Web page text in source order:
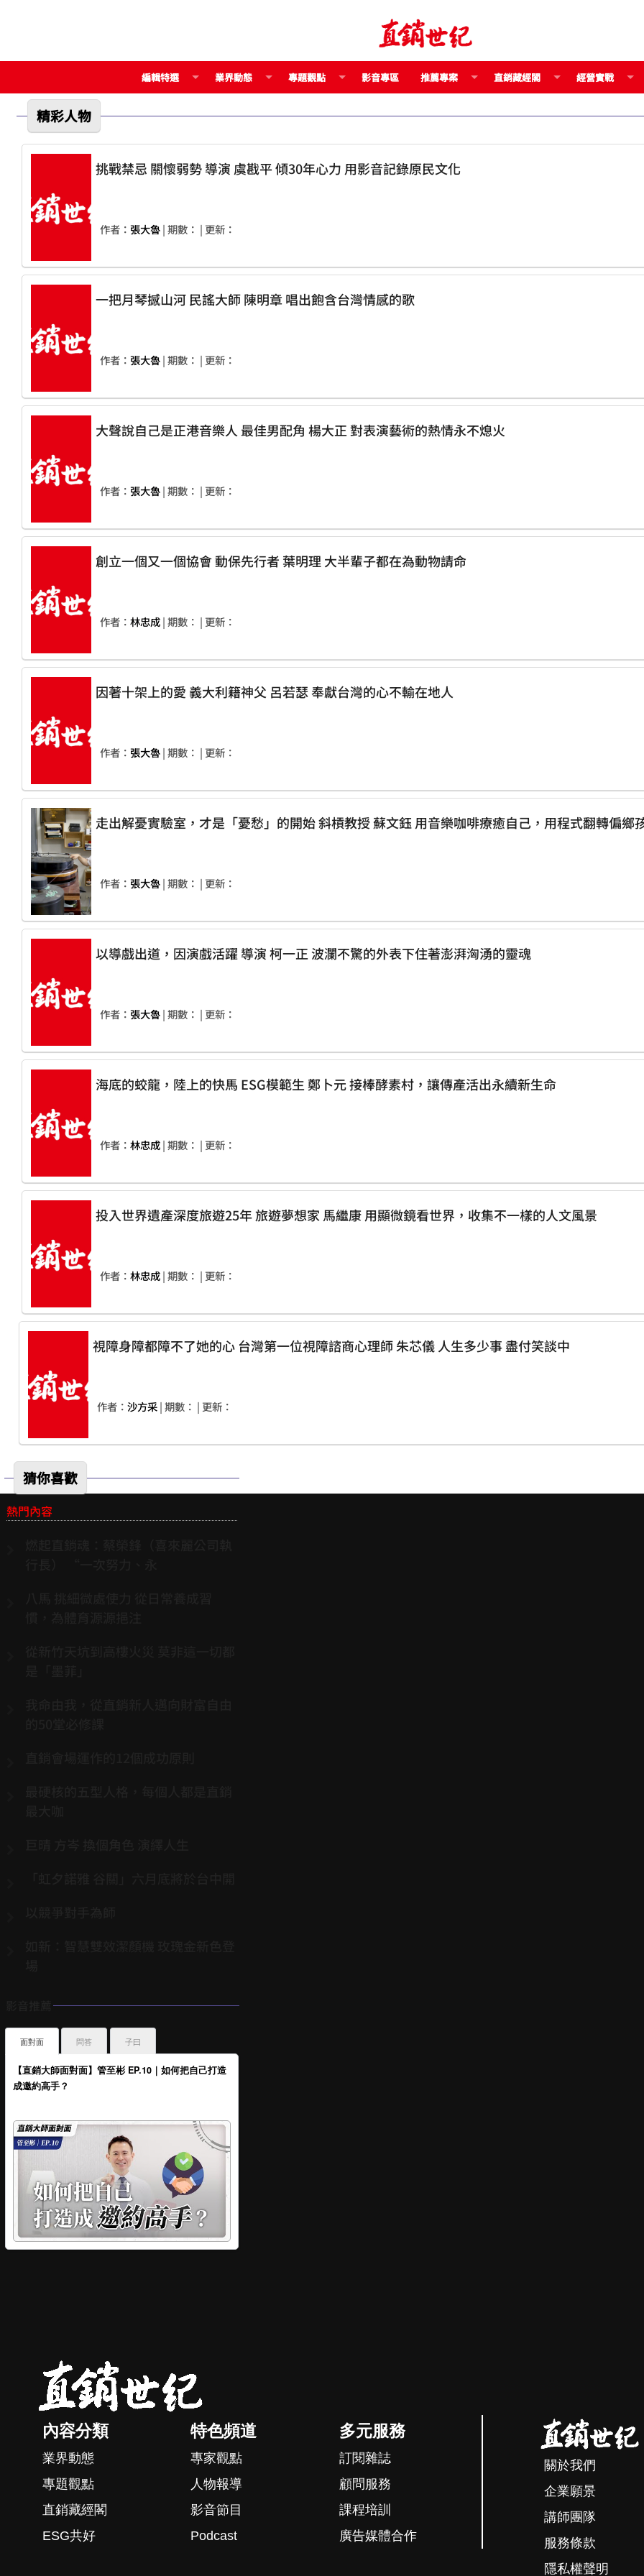
編輯特選 業界動態 專題觀點 影音專區 推薦專案 直銷藏經閣 經營實戰
精彩人物
挑戰禁忌 關懷弱勢 導演 虞戡平 傾30年心力 用影音記錄原民文化
作者： 張大魯| 期數： | 更新：
一把月琴撼山河 民謠大師 陳明章 唱出飽含台灣情感的歌
作者： 張大魯| 期數： | 更新：
大聲說自己是正港音樂人 最佳男配角 楊大正 對表演藝術的熱情永不熄火
作者： 張大魯| 期數： | 更新：
創立一個又一個協會 動保先行者 葉明理 大半輩子都在為動物請命
作者： 林忠成| 期數： | 更新：
因著十架上的愛 義大利籍神父 呂若瑟 奉獻台灣的心不輸在地人
作者： 張大魯| 期數： | 更新：
走出解憂實驗室，才是「憂愁」的開始 斜槓教授 蘇文鈺 用音樂咖啡療癒自己，用程式翻轉
作者： 張大魯| 期數： | 更新：
以導戲出道，因演戲活躍 導演 柯一正 波瀾不驚的外表下住著澎湃洶湧的靈魂
作者： 張大魯| 期數： | 更新：
海底的蛟龍，陸上的快馬 ESG模範生 鄭卜元 接棒酵素村，讓傳產活出永續新生命
作者： 林忠成| 期數： | 更新：
投入世界遺產深度旅遊25年 旅遊夢想家 馬繼康 用顯微鏡看世界，收集不一樣的人文風景
作者： 林忠成| 期數： | 更新：
視障身障都障不了她的心 台灣第一位視障諮商心理師 朱芯儀 人生多少事 盡付笑談中
作者： 沙方采| 期數： | 更新：
猜你喜歡
熱門內容
面對面
【直銷大師面對面】管至彬 EP.10｜如何把自己打造
成邀約高手？
問答 子曰
內容分類
業界動態
專題觀點
直銷藏經閣
ESG共好
特色頻道
專家觀點
人物報導
影音節目
Podcast
多元服務
訂閱雜誌
顧問服務
課程培訓
廣告媒體合作
關於我們
企業願景
講師團隊
服務條款
隱私權聲明